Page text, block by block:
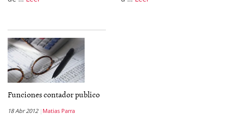
Funciones contador publico
18 Abr 2012 Matias Parra